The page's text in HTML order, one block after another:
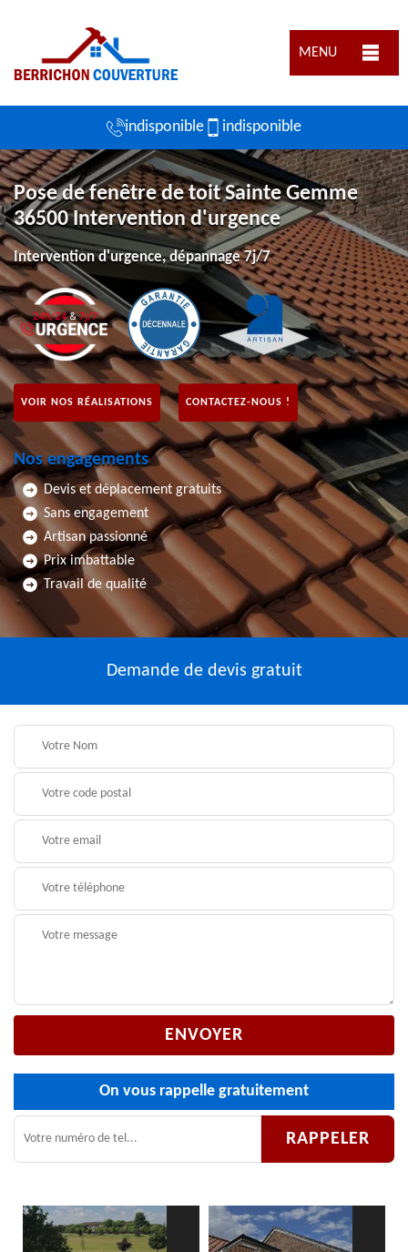
MENU
indisponible indisponible
Pose de fenêtre de toit Sainte Gemme
36500 Intervention d'urgence
Intervention d'urgence, dépannage 7j/7
VOIR NOS RÉALISATIONS CONTACTEZ-NOUS !
Nos engagements
Devis et déplacement gratuits
Sans engagement
Artisan passionné
Prix imbattable
Travail de qualité
Demande de devis gratuit
On vous rappelle gratuitement